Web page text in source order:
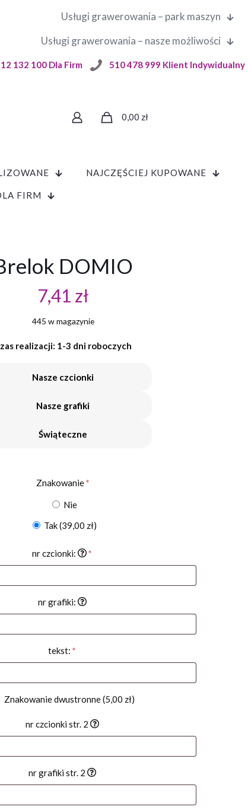
Usługi grawerowania – park maszyn
Usługi grawerowania – nasze możliwości
132 100 Dla Firm 510 478 999 Klient Indywidualny
0,00 zł
NAJCZĘŚCIEJ KUPOWANE
FIRM
DOMIO
7,41 zł
445 w magazynie
realizacji: 1-3 dni roboczych
Nasze czcionki
Nasze grafiki
Świąteczne
Znakowanie*
Nie
Tak(39,00 zł)
nr czcionki: *
nr grafiki:
tekst: *
Znakowanie dwustronne(5,00 zł)
nr czcionki str. 2
nr grafiki str. 2